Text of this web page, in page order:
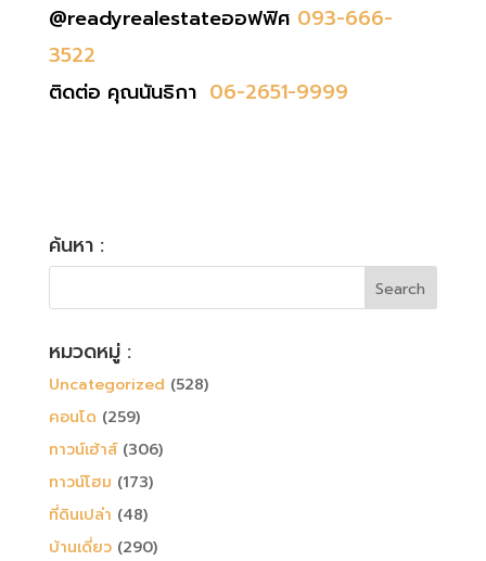
@readyrealestateออฟฟิศ 093-666-
3522
ติดต่อ คุณนันธิกา 06-2651-9999
ค้นหา :
หมวดหมู่ :
Uncategorized (528)
คอนโด (259)
ทาวน์เฮ้าส์(306)
ทาวน์โฮม (173)
ที่ดินเปล่า (48)
บ้านเดี่ยว(290)